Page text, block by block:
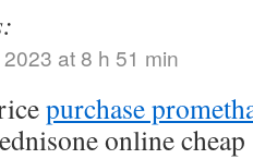
at 8 h 51 min
purchase
online cheap